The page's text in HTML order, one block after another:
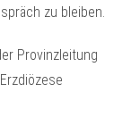
zu bleiben.
Provinzleitung